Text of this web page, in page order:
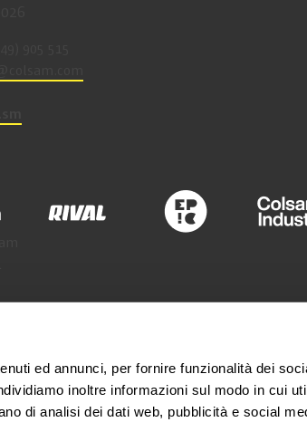
ed annunci, per fornire funzionalità dei
inoltre informazioni sul modo in cui
di analisi dei dati web, pubblicità e social
Industria